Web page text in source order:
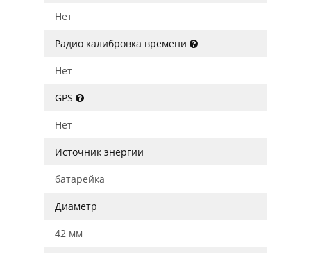
Нет
Радио калибровка времени
Нет
GPS
Нет
Источник энергии
батарейка
Диаметр
42 мм